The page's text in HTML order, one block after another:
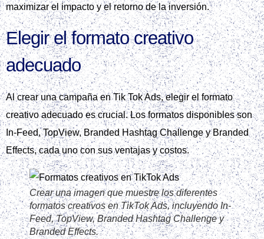
anuncios en Tik tok ads.
Es recomendable visitar laGuía definitiva para
posicionamiento web en 2026para obtener más
información sobre cómo crear campañas efectivas en Tik tok
ads.
Al nombrar tus campañas y grupos de anuncios de forma
clara, podrás medir y optimizar tus resultados de manera
más efectiva, lo que te ayudará a alcanzar tus objetivos en
Tik tok ads.
Seleccionar la audiencia ideal
Para crear una campaña de calidad en Tik Tok Ads, es